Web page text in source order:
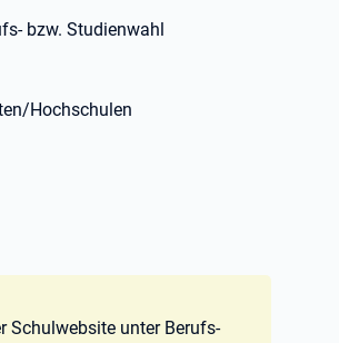
bzw. Studienwahl
Hochschulen
Schulwebsite unter Berufs-